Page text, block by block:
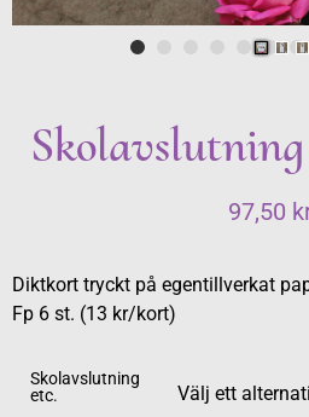
97,50
Diktkort tryckt på egentillverkat
Fp 6 st. (13 kr/kort)
Skolavslutning
etc.